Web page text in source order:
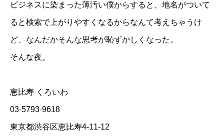
ビジネスに染まった薄汚い僕からすると、地名がついて
ると検索で上がりやすくなるからなんて考えちゃうけ
ど、なんだかそんな思考が恥ずかしくなった。
そんな夜。
恵比寿 くろいわ
03-5793-9618
東京都渋谷区恵比寿4-11-12